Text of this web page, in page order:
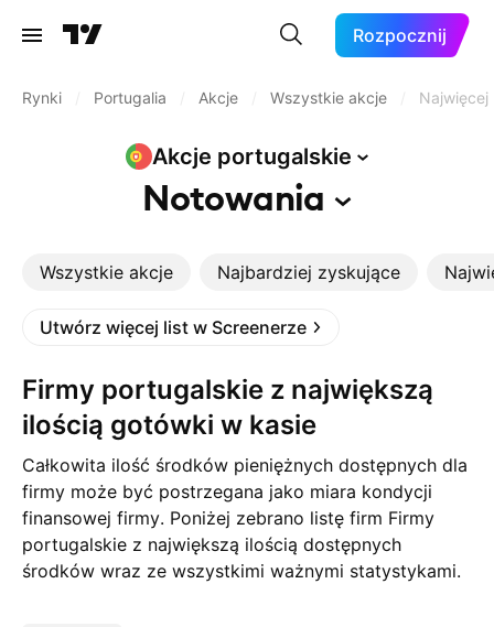
Rozpocznij
Rynki Portugalia Akcje Wszystkie akcje
Akcje portugalskie
Notowania
Wszystkie akcje Najbardziej zyskujące
Utwórz więcej list w Screenerze
Firmy portugalskie z największą
ilością gotówki w kasie
Całkowita ilość środków pieniężnych dostępnych dla
firmy może być postrzegana jako miara kondycji
finansowej firmy. Poniżej zebrano listę firm Firmy
portugalskie z największą ilością dostępnych
środków wraz ze wszystkimi ważnymi statystykami.